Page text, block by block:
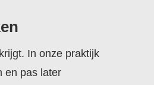
In onze praktijk
en pas later